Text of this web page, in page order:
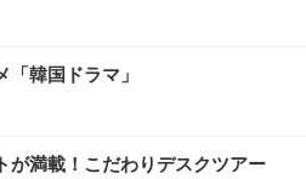
韓国ドラマ」
が満載！こだわりデスクツアー